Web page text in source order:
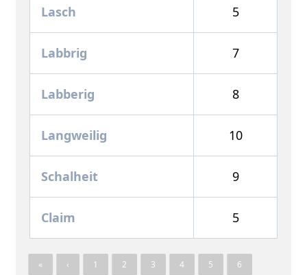
Lasch 5
Labbrig 7
Labberig 8
Langweilig 10
Schalheit 9
Claim 5
« ‹ 1 2 3 4 5 6